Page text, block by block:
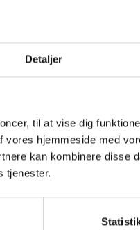
Detaljer
til at vise dig
hjemmeside med
kan kombinere disse
tjenester.
Original Classic Fresh
2,00 kr.